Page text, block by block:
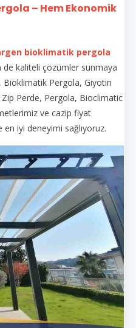
– Hem Ekonomik
bioklimatik pergola
kaliteli çözümler sunmaya
Pergola, Giyotin
Perde, Pergola, Bioclimatic
ve cazip fiyat
iyi deneyimi sağlıyoruz.